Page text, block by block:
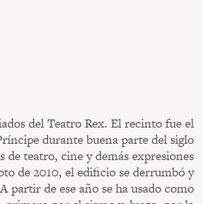
del Teatro Rex. El recinto fue el
durante buena parte del siglo
de teatro, cine y demás expresiones
de 2010, el edificio se derrumbó y
partir de ese año se ha usado como